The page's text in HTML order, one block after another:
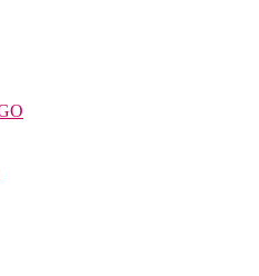
vo vedľajšom hoteli Bluesun
vodného sveta a relaxačnej
aj exotické procedúry, liečebné